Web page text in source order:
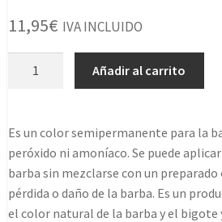
11,95€ IVA INCLUIDO
Color
Black
125ml
cantidad
Añadir al carrito
Es un color semipermanente para la
peróxido ni amoníaco. Se puede
barba sin mezclarse con un
pérdida o daño de la barba. Es un
el color natural de la barba y el bigote